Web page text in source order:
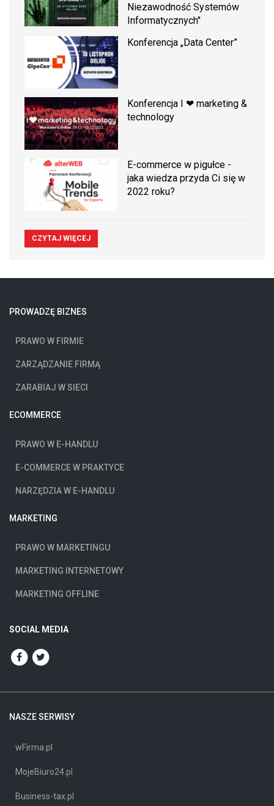
Niezawodność Systemów
Informatycznych"
Konferencja „Data Center”
Konferencja I ❤ marketing &
technology
E-commerce w pigułce -
jaka wiedza przyda Ci się w
2022 roku?
CZYTAJ WIĘCEJ
PROWADZĘ BIZNES
PRAWO W FIRMIE
ZARZĄDZANIE FIRMĄ
ZARABIAJ W SIECI
ECOMMERCE
PRAWO W E-HANDLU
E-COMMERCE W PRAKTYCE
NARZĘDZIA W E-HANDLU
MARKETING
PRAWO W MARKETINGU
MARKETING INTERNETOWY
MARKETING OFFLINE
SOCIAL MEDIA
NASZE SERWISY
wFirma.pl
MojeBiuro24.pl
Business-tax.pl